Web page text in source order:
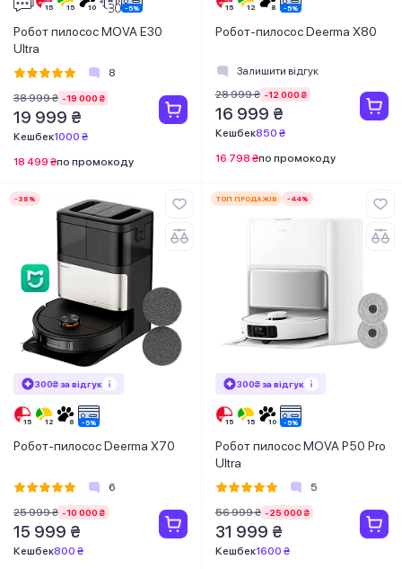
Робот пилосос MOVA E30
Ultra
8
38 999 ₴ -19 000 ₴
19 999 ₴
Кешбек1000 ₴
18 499 ₴по промокоду
Робот-пилосос Deerma X80
Залишити відгук
28 999 ₴ -12 000 ₴
16 999 ₴
Кешбек850 ₴
16 798 ₴по промокоду
-38%
300₴ за відгук
Робот-пилосос Deerma X70
6
25 999 ₴ -10 000 ₴
15 999 ₴
Кешбек800 ₴
ТОП ПРОДАЖІВ -44%
300₴ за відгук
Робот пилосос MOVA P50 Pro
Ultra
5
56 999 ₴ -25 000 ₴
31 999 ₴
Кешбек1600 ₴